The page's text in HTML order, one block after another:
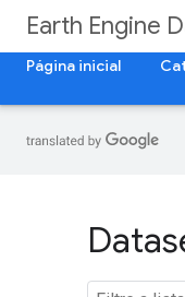
Earth Engine
Página inicial